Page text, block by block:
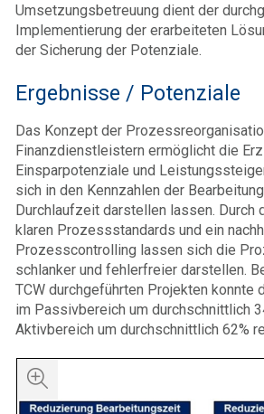
Umsetzungsbetreuung dient der
Implementierung der erarbeiteten
der Sicherung der Potenziale.
Ergebnisse / Potenziale
Das Konzept der
Finanzdienstleistern ermöglicht die
Einsparpotenziale und
sich in den Kennzahlen der
Durchlaufzeit darstellen lassen. Durch
klaren Prozessstandards und ein
Prozesscontrolling lassen sich die
schlanker und fehlerfreier darstellen.
TCW durchgeführten Projekten konnte
im Passivbereich um durchschnittlich
Aktivbereich um durchschnittlich 62%